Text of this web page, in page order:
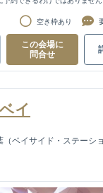
空き枠あり
この会場に
問合せ
イ
ベイサイド・ステーシ